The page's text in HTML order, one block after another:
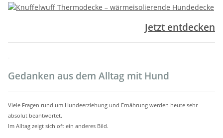
Jetzt entdecken
Gedanken aus dem Alltag mit Hund
Viele Fragen rund um Hundeerziehung und Ernährung werden heute sehr
absolut beantwortet.
Im Alltag zeigt sich oft ein anderes Bild.